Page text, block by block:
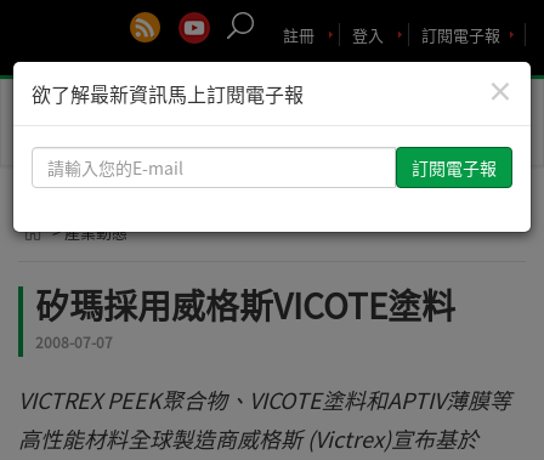
訂閱電子報
登入
註冊
Toggle
> 產業動態
矽瑪採用威格斯VICOTE塗料
2008-07-07
VICTREX PEEK聚合物、VICOTE塗料和APTIV薄膜等
高性能材料全球製造商威格斯 (Victrex)宣布基於
×
欲了解最新資訊馬上訂閱電子報
請
輸
您
E-
mail